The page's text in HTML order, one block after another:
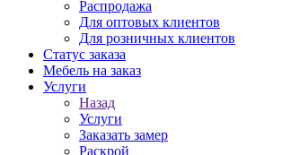
Распродажа
Для оптовых клиентов
Для розничных клиентов
Статус заказа
Мебель на заказ
Услуги
Назад
Услуги
Заказать замер
Раскрой